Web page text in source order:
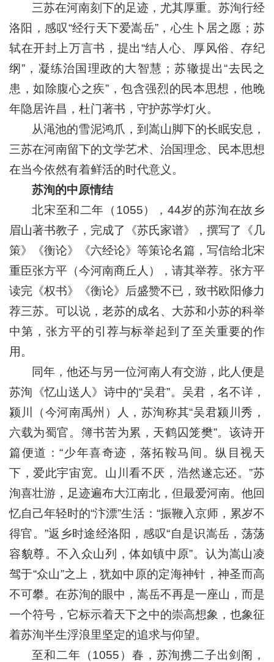
三苏在河南刻下的足迹，尤其厚重。苏洵行经
洛阳，感叹“经行天下爱嵩岳”，心生卜居之愿；苏
轼在开封上万言书，提出“结人心、厚风俗、存纪
纲”，凝练治国理政的大智慧；苏辙提出“去民之
患，如除腹心之疾”，包含强烈的民本思想，他晚
年隐居许昌，杜门著书，守护苏学灯火。
从渑池的雪泥鸿爪，到嵩山脚下的长眠安息，
三苏在河南留下的文学艺术、治国理念、民本思想
在当今依然有着鲜活的时代意义。
苏洵的中原情结
北宋至和二年（1055），44岁的苏洵在故乡
眉山著书教子，完成了《苏氏家谱》，撰写了《几
策》《衡论》《六经论》等策论名篇，写信给北宋
重臣张方平（今河南商丘人），请其举荐。张方平
读完《权书》《衡论》后盛赞不已，致书欧阳修力
荐三苏。可以说，老苏的成名、大苏和小苏的科举
中第，张方平的引荐与标举起到了至关重要的作
用。
同年，他还与另一位河南人有交游，此人便是
苏洵《忆山送人》诗中的“吴君”。吴君，名不详，
颍川（今河南禹州）人，苏洵称其“吴君颍川秀，
六载为蜀官。簿书苦为累，天鹤囚笼樊”。该诗开
篇便道：“少年喜奇迹，落拓鞍马间。纵目视天
下，爱此宇宙宽。山川看不厌，浩然遂忘还。”苏
洵喜壮游，足迹遍布大江南北，但最爱河南。他回
忆自己年轻时的“汴漂”生活：“振鞭入京师，累岁不
得官。”返乡时途经洛阳，感叹“自是识嵩岳，荡荡
容貌尊。不入众山列，体如镇中原”。认为嵩山凌
驾于“众山”之上，犹如中原的定海神针，神圣而高
不可攀。在苏洵的眼中，嵩岳不再是一座山，而是
一个符号，它标示着天下之中的崇高想象，也象征
着苏洵半生浮浪里坚定的追求与仰望。
至和二年（1055）春，苏洵携二子出剑阁，